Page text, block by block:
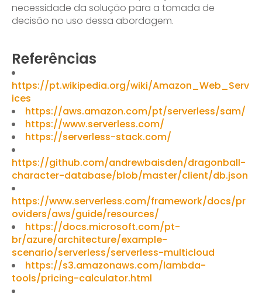
necessidade da solução para a tomada de
decisão no uso dessa abordagem.
Referências
https://pt.wikipedia.org/wiki/Amazon_Web_Serv
ices
https://aws.amazon.com/pt/serverless/sam/
https://www.serverless.com/
https://serverless-stack.com/
https://github.com/andrewbaisden/dragonball-
character-database/blob/master/client/db.json
https://www.serverless.com/framework/docs/pr
oviders/aws/guide/resources/
https://docs.microsoft.com/pt-
br/azure/architecture/example-
scenario/serverless/serverless-multicloud
https://s3.amazonaws.com/lambda-
tools/pricing-calculator.html